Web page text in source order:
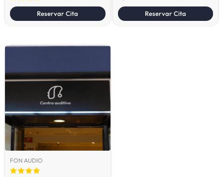
Reservar Cita Reservar Cita
FON AUDIO